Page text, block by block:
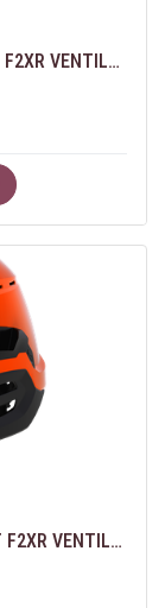
[GR1110012201- VF001] CASCOS GALLET F2XR VENTILADO - COLOR FOTOLUMINISCENTE
[GR1110012201- OP001] CASCOS GALLET F2XR VENTILADO - COLOR NARANJA FLUORESCENTE